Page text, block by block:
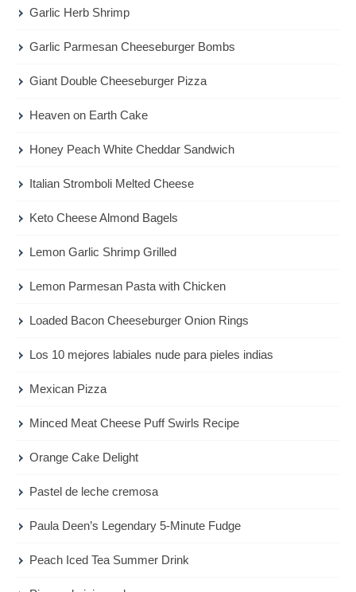
Garlic Herb Shrimp
Garlic Parmesan Cheeseburger Bombs
Giant Double Cheeseburger Pizza
Heaven on Earth Cake
Honey Peach White Cheddar Sandwich
Italian Stromboli Melted Cheese
Keto Cheese Almond Bagels
Lemon Garlic Shrimp Grilled
Lemon Parmesan Pasta with Chicken
Loaded Bacon Cheeseburger Onion Rings
Los 10 mejores labiales nude para pieles indias
Mexican Pizza
Minced Meat Cheese Puff Swirls Recipe
Orange Cake Delight
Pastel de leche cremosa
Paula Deen’s Legendary 5-Minute Fudge
Peach Iced Tea Summer Drink